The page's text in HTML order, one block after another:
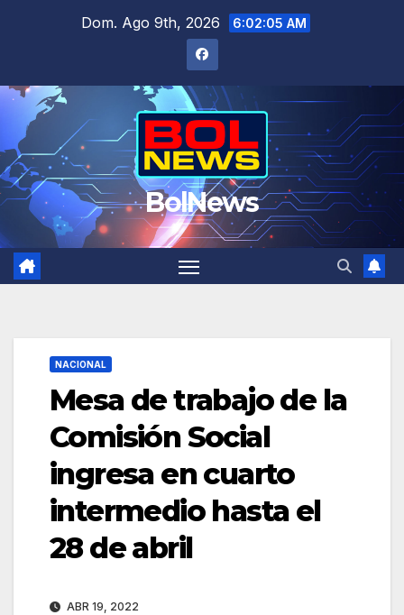
Dom. Ago 9th, 2026 6:02:06 AM
BolNews
NACIONAL
Mesa de trabajo de la
Comisión Social
ingresa en cuarto
intermedio hasta el
28 de abril
ABR 19, 2022